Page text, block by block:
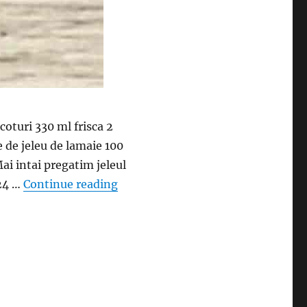
330 ml frisca 2
jeleu de lamaie 100
intai pregatim jeleul
…Continue reading“Prajitura cu jeleu si blat din